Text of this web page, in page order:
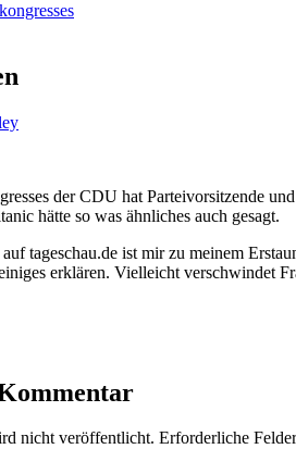
der CDU hat Parteivorsitzende
hätte so was ähnliches auch gesagt.
auf tageschau.de ist mir zu meinem
erklären. Vielleicht verschwindet
nicht veröffentlicht. Erforderliche